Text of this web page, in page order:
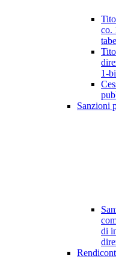
co.
1-
Sanzioni
di